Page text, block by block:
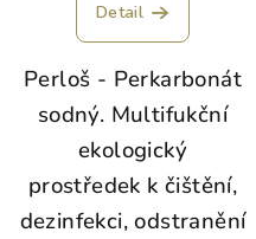
Detail
Perloš - Perkarbonát
sodný. Multifukční
ekologický
prostředek k čištění,
dezinfekci, odstranění